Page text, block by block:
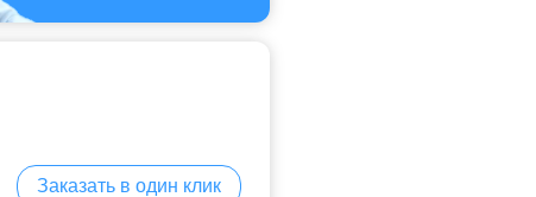
Заказать в один клик